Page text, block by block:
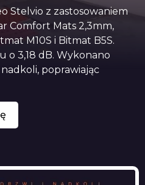
Stelvio z zastosowaniem
Comfort Mats 2,3mm,
M10S i Bitmat B5S.
o 3,18 dB. Wykonano
poprawiając